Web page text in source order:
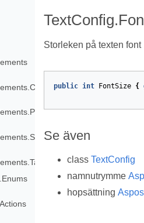
Storleken på texten font
public int FontSize {
Se även
class TextConfig
namnutrymme
hopsättning